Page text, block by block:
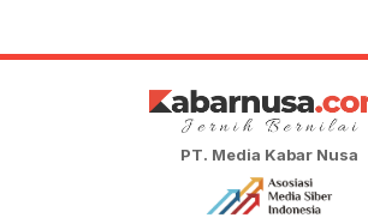
PT. Media Kabar Nusa